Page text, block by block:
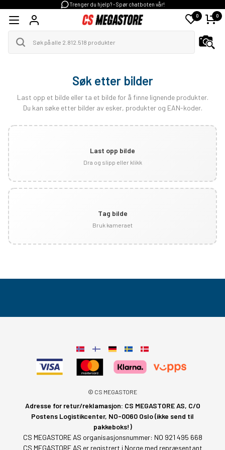
Trenger du hjelp? - Spør chatboten vår!
0 0
Søk etter bilder
Last opp et bilde eller ta et bilde for å finne lignende produkter.
Du kan søke etter bilder av esker, produkter og EAN-koder.
Last opp bilde
Dra og slipp eller klikk
Tag bilde
Bruk kameraet
© CS MEGASTORE
Adresse for retur/reklamasjon: CS MEGASTORE AS, C/O
Postens Logistikcenter, NO-0060 Oslo (ikke send til
pakkeboks!)
CS MEGASTORE AS organisasjonsnummer: NO 921 495 668
CS MEGASTORE AS er registrert i Norge med repræsentant